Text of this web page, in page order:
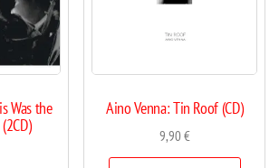
Was the
Aino Venna: Tin Roof (CD)
9,90€